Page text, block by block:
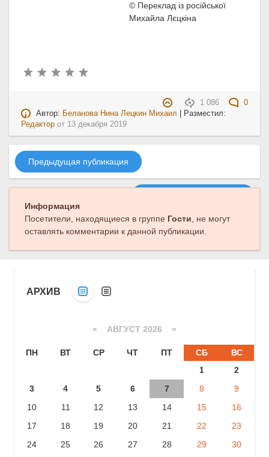
© Переклад із російської
Михайла Лєцкіна
1 086
0
Автор: Беланова Нина Лецкин Михаил | Разместил:
Редактор от 13 декабря 2019
Предыдущая публикация
Информация
Посетители, находящиеся в группе Гости, не могут
оставлять комментарии к данной публикации.
АРХИВ
« АВГУСТ 2026 »
ПН ВТ СР ЧТ ПТ СБ
ВС
1
2
3
4 5 6 7 8
9
10
11 12 13 14 15
16
17
18 19 20 21 22
23
24
25 26 27 28 29
30